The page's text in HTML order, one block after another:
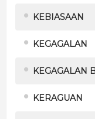
KEBIASAAN
KEGAGALAN
KEGAGALAN
KERAGUAN